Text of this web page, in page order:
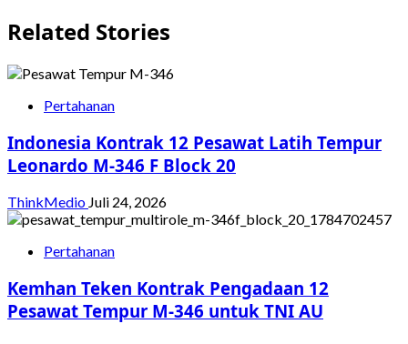
Related Stories
Pertahanan
Indonesia Kontrak 12 Pesawat Latih Tempur
Leonardo M-346 F Block 20
ThinkMedio Juli 24, 2026
Pertahanan
Kemhan Teken Kontrak Pengadaan 12
Pesawat Tempur M-346 untuk TNI AU